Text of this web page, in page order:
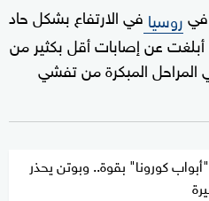
فيروسيا في الارتفاع بشكل حاد
أبلغت عن إصابات أقل بكثير من
المراحل المبكرة من تفشي
كورونا" بقوة.. وبوتن يحذر